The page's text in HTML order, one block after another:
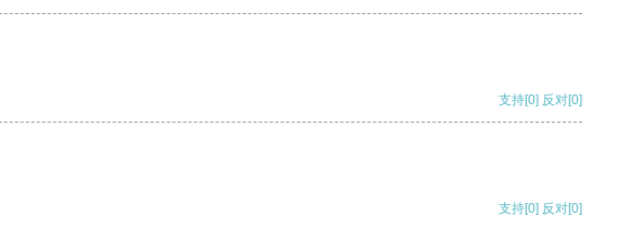
支持[0] 反对[0]
支持[0] 反对[0]